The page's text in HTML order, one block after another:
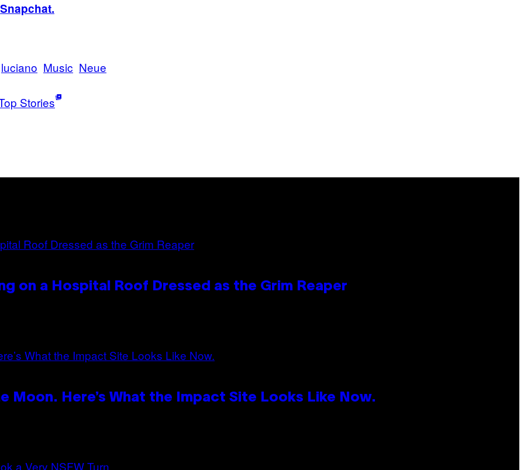
Snapchat.
luciano Music Neue
Stories
on a Hospital Roof Dressed as the Grim Reaper
Moon. Here’s What the Impact Site Looks Like Now.